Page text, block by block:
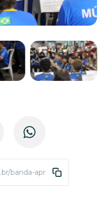
banda-apresentacao-